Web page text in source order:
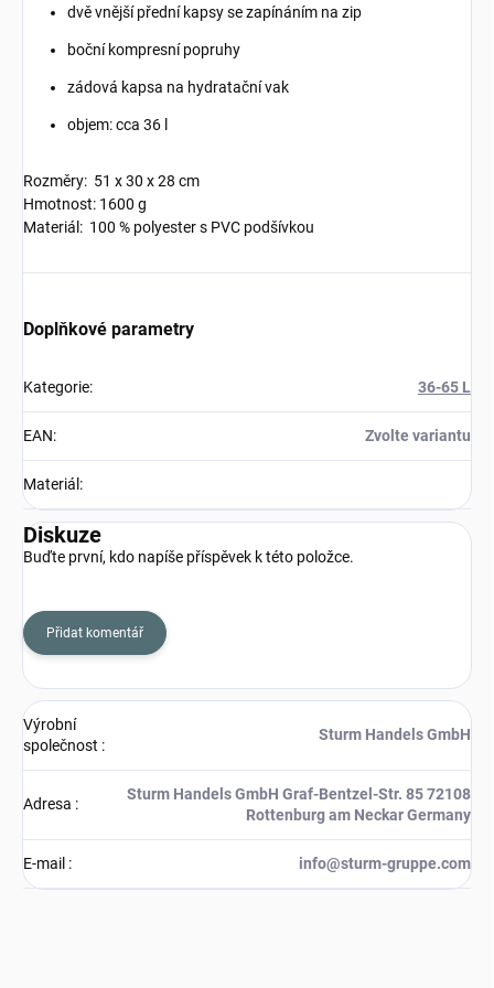
dvě vnější přední kapsy se zapínáním na zip
boční kompresní popruhy
zádová kapsa na hydratační vak
objem: cca 36 l
Rozměry: 51 x 30 x 28 cm
Hmotnost: 1600 g
Materiál: 100 % polyester s PVC podšívkou
Doplňkové parametry
Kategorie: 36-65 L
EAN: Zvolte variantu
Materiál :
Diskuze
Buďte první, kdo napíše příspěvek k této položce.
Přidat komentář
Výrobní
společnost :
Sturm Handels GmbH
Adresa :
Sturm Handels GmbH Graf-Bentzel-Str. 85 72108
Rottenburg am Neckar Germany
E-mail : info@sturm-gruppe.com